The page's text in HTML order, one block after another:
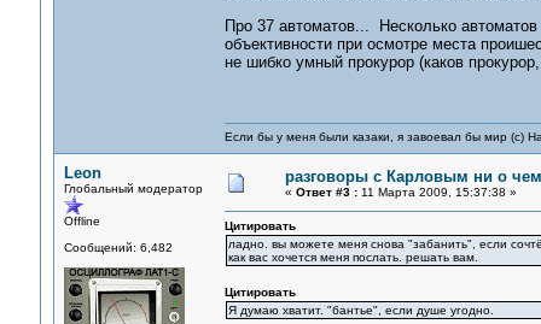
Про 37 автоматов... Несколько
объективности при осмотре места
не шибко умный прокурор (каков
Если бы у меня были казаки, я завоевал бы мир (с)
Leon
Глобальный модератор
Offline
Сообщений: 6,482
разговоры с Карловым ни о
« Ответ #3 :11 Марта 2009, 15:37:38 »
Цитировать
ладно. вы можете меня снова "забанить", если
как вас хочется меня послать. решать вам.
Цитировать
Я думаю хватит. "бантье", если душе угодно.